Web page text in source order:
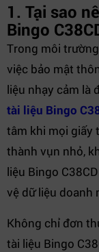
1. Tại sao
Bingo
Trong môi
việc bảo mật
liệu nhạy cảm là
tài liệu Bingo
tâm khi mọi giấy
thành vụn nhỏ,
liệu Bingo
vệ dữ liệu doanh
Không chỉ đơn
tài liệu Bingo